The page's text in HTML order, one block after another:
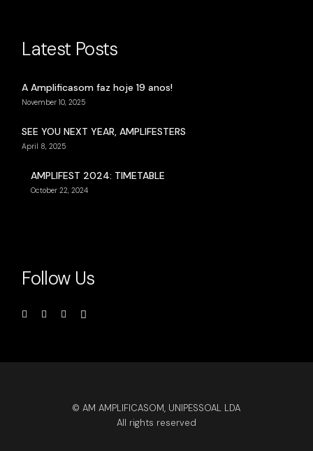
Latest Posts
A Amplificasom faz hoje 19 anos!
November 10, 2025
SEE YOU NEXT YEAR, AMPLIFESTERS
April 8, 2025
AMPLIFEST 2024: TIMETABLE
October 22, 2024
Follow Us
© AM AMPLIFICASOM, UNIPESSOAL LDA
All rights reserved